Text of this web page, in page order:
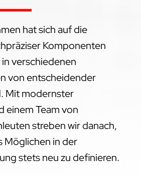
hat sich auf die
Komponenten
verschiedenen
von entscheidender
Mit modernster
einem Team von
streben wir danach,
Möglichen in der
stets neu zu definieren.